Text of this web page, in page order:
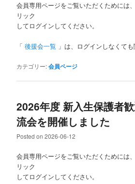
会員専用ページをご覧いただくためには
リック
してログインしてください。
「後援会一覧 」は、ログインしなくても
カテゴリー:会員ページ
2026年度 新入生保護者
流会を開催しました
Posted on2026-06-12
会員専用ページをご覧いただくためには
リック
してログインしてください。